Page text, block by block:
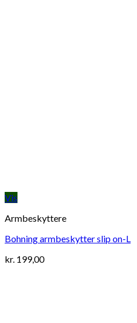
Vis
Armbeskyttere
Bohning armbeskytter slip on-L
kr. 199,00